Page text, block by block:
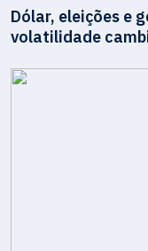
Dólar, eleições e
volatilidade